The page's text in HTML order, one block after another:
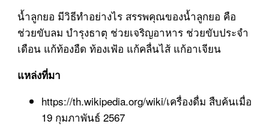
น้ำลูกยอ มีวิธีทำอย่างไร สรรพคุณของน้ำลูกยอ คือ
ช่วยขับลม บำรุงธาตุ ช่วยเจริญอาหาร ช่วยขับประจำ
เดือน แก้ท้องอืด ท้องเฟ้อ แก้คลื่นไส้ แก้อาเจียน
แหล่งที่มา
https://th.wikipedia.org/wiki/เครื่องดื่ม สืบค้นเมื่อ
19 กุมภาพันธ์ 2567